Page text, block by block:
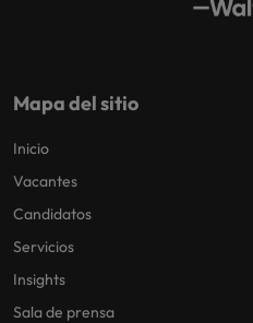
Mapa del sitio
Inicio
Vacantes
Candidatos
Servicios
Insights
Sala de prensa